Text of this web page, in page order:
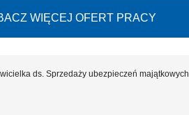
WIĘCEJ OFERT PRACY
ds. Sprzedaży ubezpieczeń majątkowych